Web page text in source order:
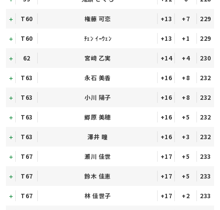
T60 権藤 可恋 +13 +7 229
T60 ﾁｪﾝ ｲｰｳｪﾝ +13 +1 229
62 宮﨑 乙実 +14 +4 230
T63 永石 美香 +16 +8 232
T63 小川 陽子 +16 +8 232
T63 郷原 美穂 +16 +5 232
T63 澤井 瞳 +16 +3 232
T67 瀬川 佳世 +17 +5 233
T67 鈴木 佳恵 +17 +5 233
T67 林 佳世子 +17 +2 233